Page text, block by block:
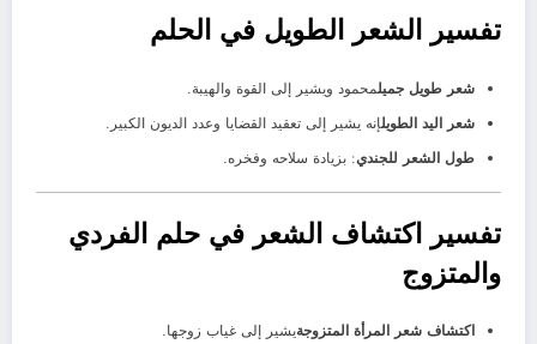
تفسير الشعر الطويل في الحلم
شعر طويل جميلمحمود ويشير إلى القوة والهيبة.
شعر اليد الطويلإنه يشير إلى تعقيد القضايا وعدد الديون الكبير.
طول الشعر للجندي: بزيادة سلاحه وفخره.
تفسير اكتشاف الشعر في حلم الفردي
والمتزوج
اكتشاف شعر المرأة المتزوجةيشير إلى غياب زوجها.